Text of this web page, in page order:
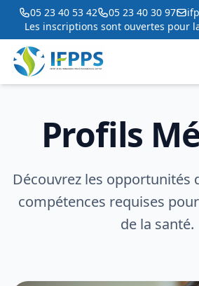
05 23 40 53 42 05 23 40 30 97
Les inscriptions sont ouvertes pour
Profils
Découvrez les opportunités
compétences requises
de la santé.